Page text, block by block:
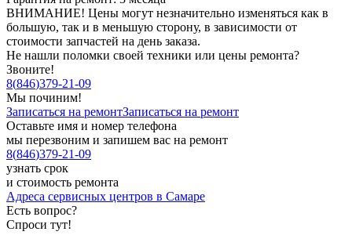
ВНИМАНИЕ! Цены могут незначительно изменяться как в
большую, так и в меньшую сторону, в зависимости от
стоимости запчастей на день заказа.
Не нашли поломки своей техники или цены ремонта?
Звоните!
8(846)379-21-09
Мы починим!
Записаться на ремонтЗаписаться на ремонт
Оставьте имя и номер телефона
мы перезвоним и запишем вас на ремонт
8(846)379-21-09
узнать срок
и стоимость ремонта
Адреса сервисных центров в Самаре
Есть вопрос?
Спроси тут!